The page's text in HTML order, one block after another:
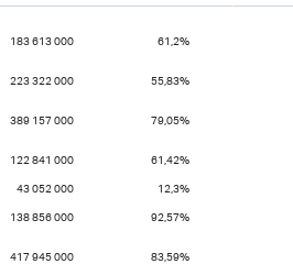
183 613 000 61,2%
223 322 000 55,83%
389 157 000 79,05%
122 841 000 61,42%
43 052 000 12,3%
138 856 000 92,57%
417 945 000 83,59%